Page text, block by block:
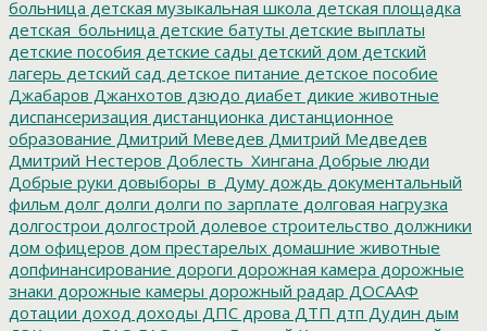
больница детская музыкальная школа детская площадка
детская_больница детские батуты детские выплаты
детские пособия детские сады детский дом детский
лагерь детский сад детское питание детское пособие
Джабаров Джанхотов дзюдо диабет дикие животные
диспансеризация дистанционка дистанционное
образование Дмитрий Меведев Дмитрий Медведев
Дмитрий Нестеров Доблесть_Хингана Добрые люди
Добрые руки довыборы_в_Думу дождь документальный
фильм долг долги долги по зарплате долговая нагрузка
долгострои долгострой долевое строительство должники
дом офицеров дом престарелых домашние животные
допфинансирование дороги дорожная камера дорожные
знаки дорожные камеры дорожный радар ДОСААФ
дотации доход доходы ДПС дрова ДТП дтп Дудин дым